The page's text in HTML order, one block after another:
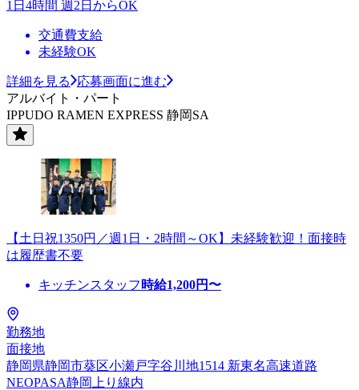
1日4時間 週2日からOK
交通費支給
未経験OK
詳細を見る
応募画面に進む
アルバイト・パート
IPPUDO RAMEN EXPRESS 静岡SA
【土日祝1350円／週1日・2時間～OK】未経験歓迎！面接時
は履歴書不要
キッチンスタッフ 時給1,200円〜
勤務地
面接地
静岡県静岡市葵区小瀬戸字谷川地1514 新東名高速道路
NEOPASA静岡上り線内